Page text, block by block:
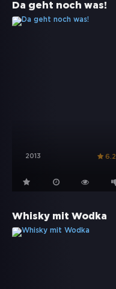
Da geht noch was!
2013 6.2
Whisky mit Wodka